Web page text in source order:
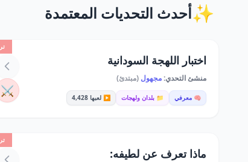
✨أحدث التحديات المعتمدة
اختبار اللهجة السودانية
منشئ التحدي:مجهول (مبتدئ)
🧠 معرفي 📁 بلدان ولهجات ▶️ لعبها 4,428 ⚔️
ماذا تعرف عن لطيفه: